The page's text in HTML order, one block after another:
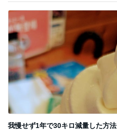
我慢せず1年で30キロ減量した方法